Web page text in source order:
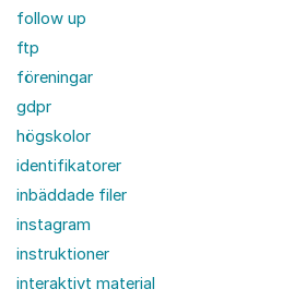
follow up
ftp
föreningar
gdpr
högskolor
identifikatorer
inbäddade filer
instagram
instruktioner
interaktivt material